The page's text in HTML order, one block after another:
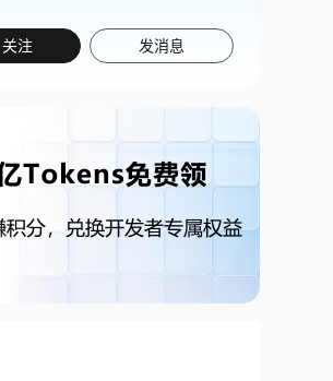
注 发消息